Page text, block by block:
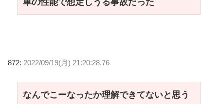
車の性能で想定しうる事故だった
872: 2022/09/19(月) 21:20:28.76
なんでこーなったか理解できてないと思う